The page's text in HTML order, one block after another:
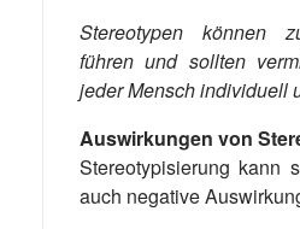
Stereotypen können
führen und sollten
jeder Mensch individuell
Auswirkungen von
Stereotypisierung kann
auch negative